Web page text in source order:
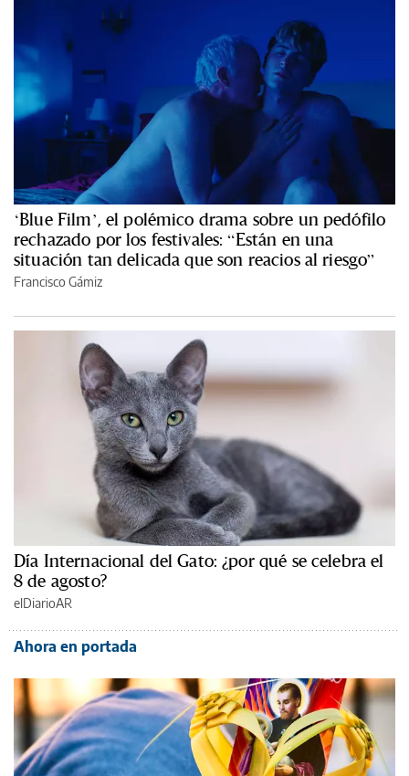
‘Blue Film’, el polémico drama sobre un pedófilo
rechazado por los festivales: “Están en una
situación tan delicada que son reacios al riesgo”
Francisco Gámiz
Día Internacional del Gato: ¿por qué se celebra el
8 de agosto?
elDiarioAR
Ahora en portada